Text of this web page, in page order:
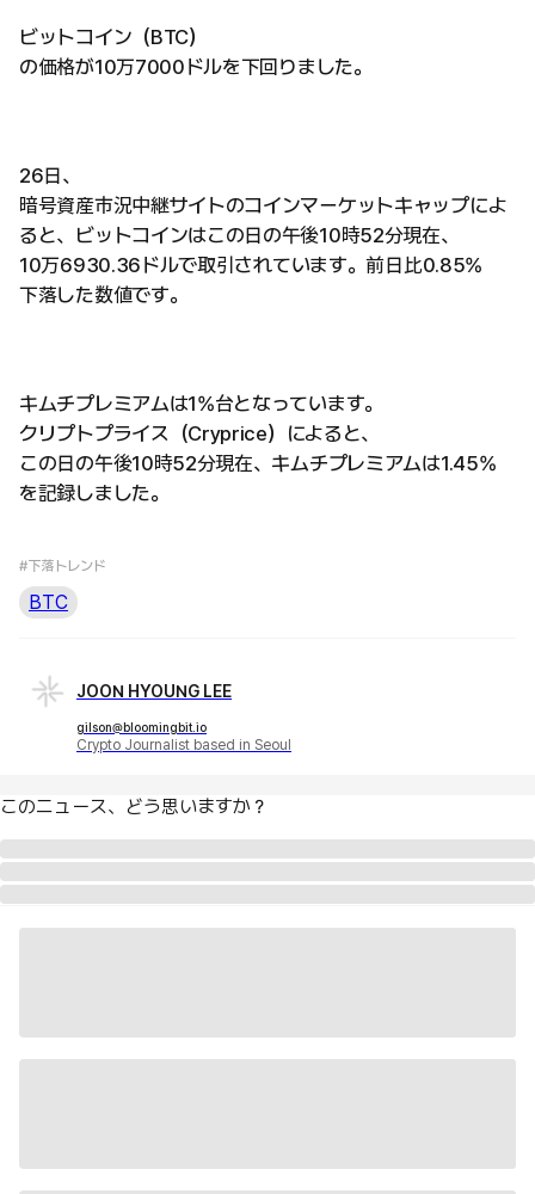
ビットコイン（BTC）
の価格が10万7000ドルを下回りました。
26日、
暗号資産市況中継サイトのコインマーケットキャップによ
ると、ビットコインはこの日の午後10時52分現在、
10万6930.36ドルで取引されています。前日比0.85%
下落した数値です。
キムチプレミアムは1%台となっています。
クリプトプライス（Cryprice）によると、
この日の午後10時52分現在、キムチプレミアムは1.45%
を記録しました。
#下落トレンド
BTC
JOON HYOUNG LEE
gilson@bloomingbit.io
Crypto Journalist based in Seoul
このニュース、どう思いますか？